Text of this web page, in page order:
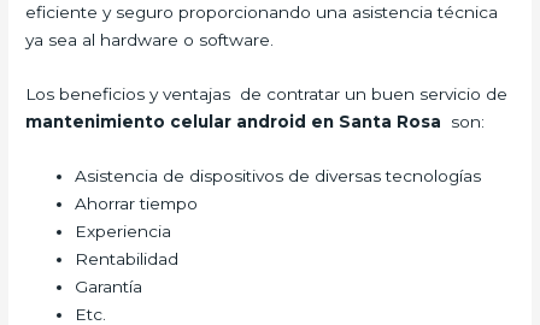
eficiente y seguro proporcionando una asistencia técnica
ya sea al hardware o software.
Los beneficios y ventajas de contratar un buen servicio de
mantenimiento celular android en Santa Rosa son:
Asistencia de dispositivos de diversas tecnologías
Ahorrar tiempo
Experiencia
Rentabilidad
Garantía
Etc.